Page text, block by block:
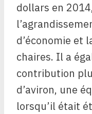
dollars en
d’économie et
chaires. Il a
contribution
d’aviron, une
lorsqu’il était